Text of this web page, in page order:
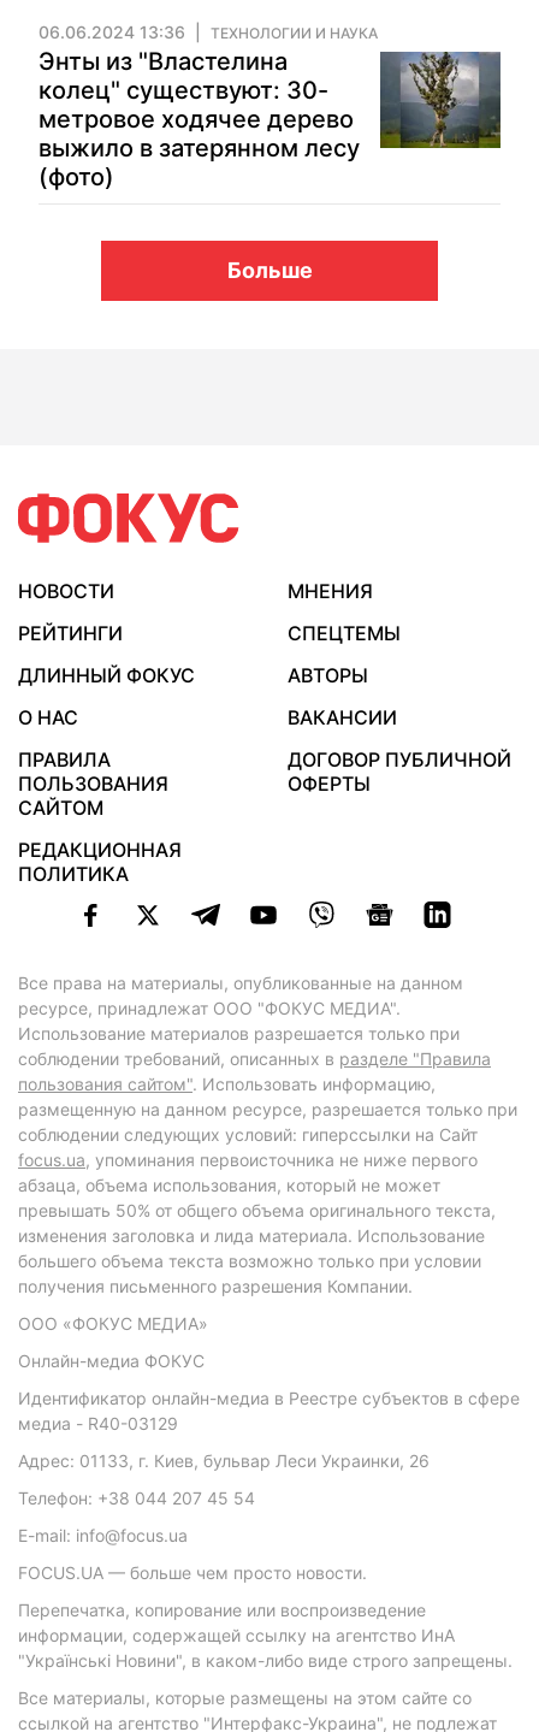
06.06.2024 13:36 ТЕХНОЛОГИИ И НАУКА
Энты из "Властелина
колец" существуют: 30-
метровое ходячее дерево
выжило в затерянном лесу
(фото)
Больше
НОВОСТИ
МНЕНИЯ
РЕЙТИНГИ
СПЕЦТЕМЫ
ДЛИННЫЙ ФОКУС
АВТОРЫ
О НАС
ВАКАНСИИ
ПРАВИЛА
ПОЛЬЗОВАНИЯ
САЙТОМ
ДОГОВОР ПУБЛИЧНОЙ
ОФЕРТЫ
РЕДАКЦИОННАЯ
ПОЛИТИКА
Все права на материалы, опубликованные на данном
ресурсе, принадлежат ООО "ФОКУС МЕДИА".
Использование материалов разрешается только при
соблюдении требований, описанных в разделе "Правила
пользования сайтом". Использовать информацию,
размещенную на данном ресурсе, разрешается только при
соблюдении следующих условий: гиперссылки на Сайт
focus.ua, упоминания первоисточника не ниже первого
абзаца, объема использования, который не может
превышать 50% от общего объема оригинального текста,
изменения заголовка и лида материала. Использование
большего объема текста возможно только при условии
получения письменного разрешения Компании.
ООО «ФОКУС МЕДИА»
Онлайн-медиа ФОКУС
Идентификатор онлайн-медиа в Реестре субъектов в сфере
медиа - R40-03129
Адрес: 01133, г. Киев, бульвар Леси Украинки, 26
Телефон: +38 044 207 45 54
E-mail: info@focus.ua
FOCUS.UA — больше чем просто новости.
Перепечатка, копирование или воспроизведение
информации, содержащей ссылку на агентство ИнА
"Українські Новини", в каком-либо виде строго запрещены.
Все материалы, которые размещены на этом сайте со
ссылкой на агентство "Интерфакс-Украина", не подлежат